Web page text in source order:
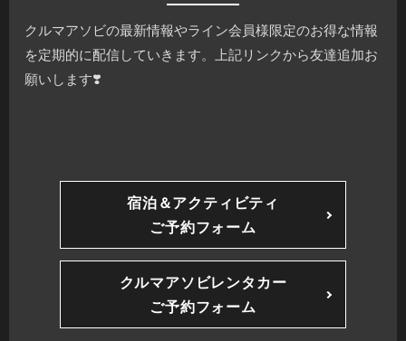
クルマアソビの最新情報やライン会員様限定のお得な情報
を定期的に配信していきます。上記リンクから友達追加お
願いします❣️
宿泊＆アクティビティ
ご予約フォーム
クルマアソビレンタカー
ご予約フォーム